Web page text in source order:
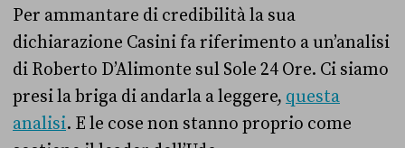
Per ammantare di credibilità la sua
dichiarazione Casini fa riferimento a un’analisi
di Roberto D’Alimonte sul Sole 24 Ore. Ci siamo
presi la briga di andarla a leggere, questa
analisi. E le cose non stanno proprio come